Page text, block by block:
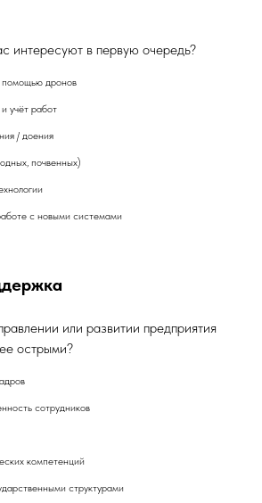
интересуют в первую очередь?
помощью дронов
учёт работ
/ доения
почвенных)
с новыми системами
или развитии предприятия
острыми?
сотрудников
компетенций
структурами